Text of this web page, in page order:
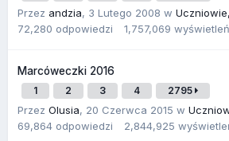
Przez andzia, 3 Lutego 2008 w
72,280 odpowiedzi 1,757,069 wyświetleń
Marcóweczki 2016
1 2 3 4 2795
Przez Olusia, 20 Czerwca 2015 w
69,864 odpowiedzi 2,844,925